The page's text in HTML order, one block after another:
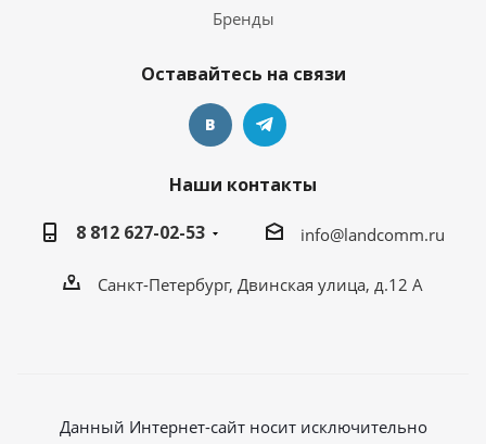
Бренды
Оставайтесь на связи
Наши контакты
8 812 627-02-53
info@landcomm.ru
Санкт-Петербург, Двинская улица, д.12 А
Данный Интернет-сайт носит исключительно